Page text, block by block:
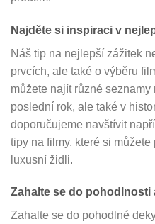
Najděte si inspiraci v
Náš tip na nejlepší zážitek
prvcích, ale také o výběru
můžete najít různé
poslední rok, ale také v
doporučujeme navštívit
tipy na filmy, které si
luxusní židli.
Zahalte se do
Zahalte se do pohodlné